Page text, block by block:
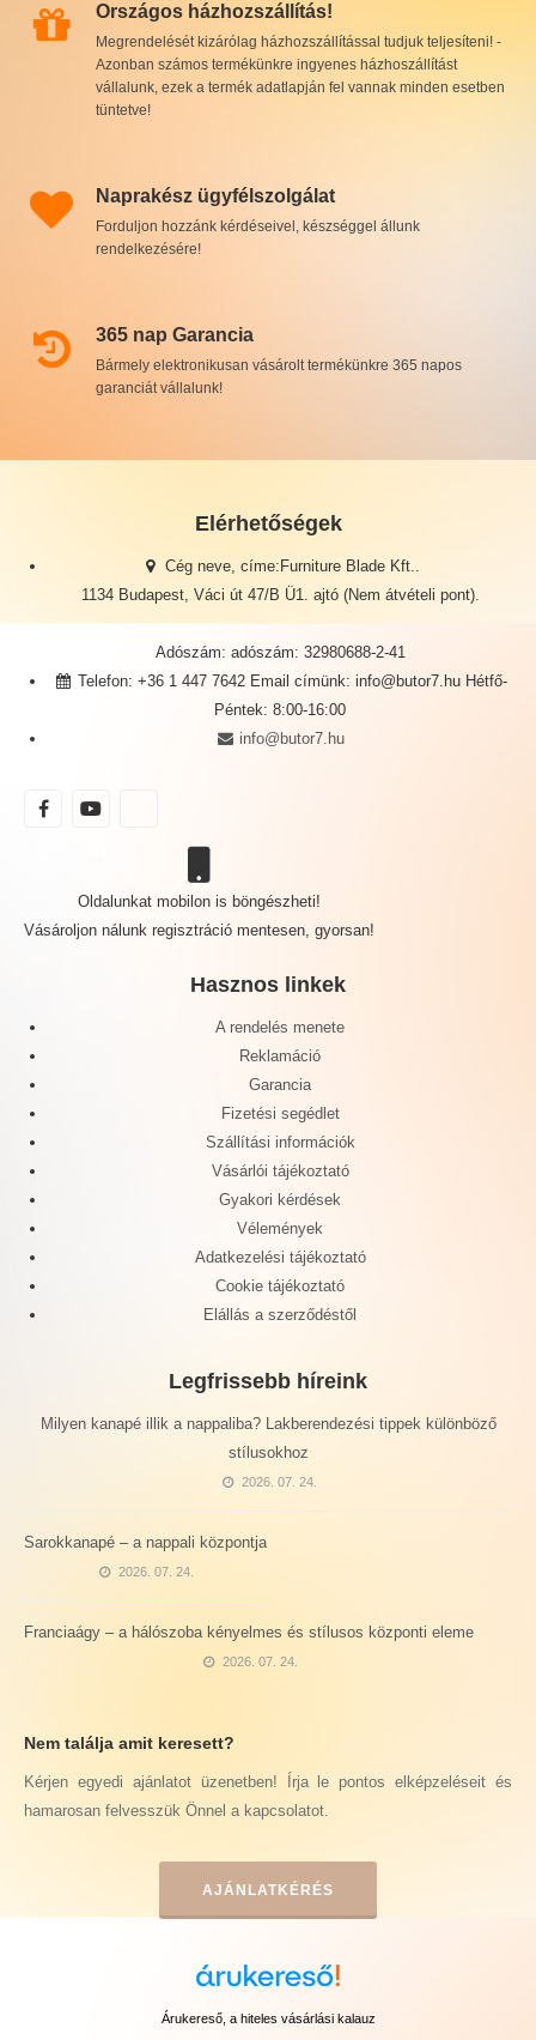
Országos házhozszállítás!
Megrendelését kizárólag házhozszállítással tudjuk teljesíteni! -
Azonban számos termékünkre ingyenes házhoszállítást
vállalunk, ezek a termék adatlapján fel vannak minden esetben
tüntetve!
Naprakész ügyfélszolgálat
Forduljon hozzánk kérdéseivel, készséggel állunk
rendelkezésére!
365 nap Garancia
Bármely elektronikusan vásárolt termékünkre 365 napos
garanciát vállalunk!
Elérhetőségek
Cég neve, címe:Furniture Blade Kft..
1134 Budapest, Váci út 47/B Ü1. ajtó (Nem átvételi pont).
Adószám: adószám: 32980688-2-41
Telefon: +36 1 447 7642 Email címünk: info@butor7.hu Hétfő-
Péntek: 8:00-16:00
info@butor7.hu
Oldalunkat mobilon is böngészheti!
Vásároljon nálunk regisztráció mentesen, gyorsan!
Hasznos linkek
A rendelés menete
Reklamáció
Garancia
Fizetési segédlet
Szállítási információk
Vásárlói tájékoztató
Gyakori kérdések
Vélemények
Adatkezelési tájékoztató
Cookie tájékoztató
Elállás a szerződéstől
Legfrissebb híreink
Milyen kanapé illik a nappaliba? Lakberendezési tippek különböző
stílusokhoz
2026. 07. 24.
Sarokkanapé – a nappali központja
2026. 07. 24.
Franciaágy – a hálószoba kényelmes és stílusos központi eleme
2026. 07. 24.
Nem találja amit keresett?
Kérjen egyedi ajánlatot üzenetben! Írja le pontos elképzeléseit és
hamarosan felvesszük Önnel a kapcsolatot.
AJÁNLATKÉRÉS
Árukereső, a hiteles vásárlási kalauz